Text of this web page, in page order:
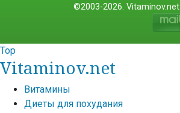
©2003-2026. Vitaminov.net
Top
Vitaminov.net
Витамины
Диеты для похудания